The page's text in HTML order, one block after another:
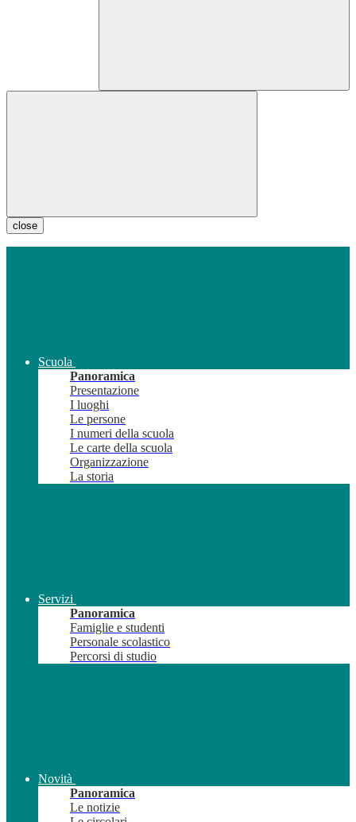
close
Scuola
Panoramica
Presentazione
I luoghi
Le persone
I numeri della scuola
Le carte della scuola
Organizzazione
La storia
Servizi
Panoramica
Famiglie e studenti
Personale scolastico
Percorsi di studio
Novità
Panoramica
Le notizie